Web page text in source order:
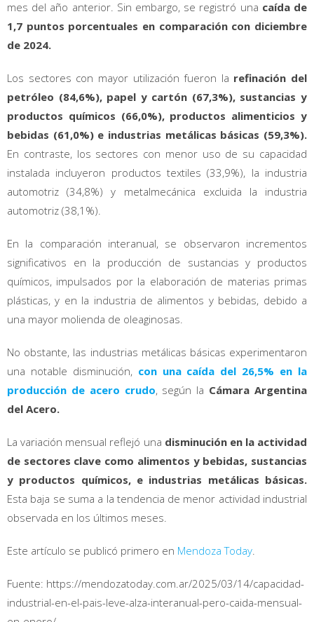
mes del año anterior. Sin embargo, se registró una caída de
1,7 puntos porcentuales en comparación con diciembre
de 2024.
Los sectores con mayor utilización fueron la refinación del
petróleo (84,6%), papel y cartón (67,3%), sustancias y
productos químicos (66,0%), productos alimenticios y
bebidas (61,0%) e industrias metálicas básicas (59,3%).
En contraste, los sectores con menor uso de su capacidad
instalada incluyeron productos textiles (33,9%), la industria
automotriz (34,8%) y metalmecánica excluida la industria
automotriz (38,1%).
En la comparación interanual, se observaron incrementos
significativos en la producción de sustancias y productos
químicos, impulsados por la elaboración de materias primas
plásticas, y en la industria de alimentos y bebidas, debido a
una mayor molienda de oleaginosas.
No obstante, las industrias metálicas básicas experimentaron
una notable disminución, con una caída del 26,5% en la
producción de acero crudo, según la Cámara Argentina
del Acero.
La variación mensual reflejó una disminución en la actividad
de sectores clave como alimentos y bebidas, sustancias
y productos químicos, e industrias metálicas básicas.
Esta baja se suma a la tendencia de menor actividad industrial
observada en los últimos meses.
Este artículo se publicó primero en Mendoza Today
Fuente: https://mendozatoday.com.ar/2025/03/14/capacidad-
industrial-en-el-pais-leve-alza-interanual-pero-caida-mensual-